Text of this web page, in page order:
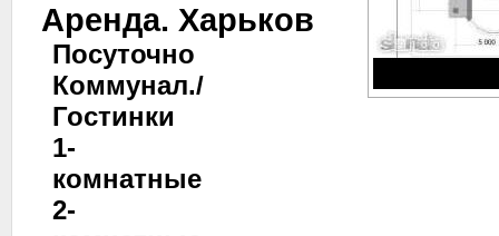
Аренда. Харьков
Посуточно
Коммунал./
Гостинки
1-
комнатные
2-